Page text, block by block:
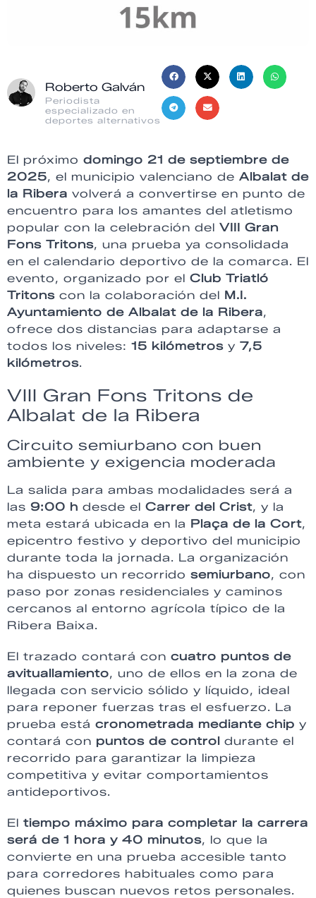
Roberto Galván
Periodista
especializado en
deportes alternativos
El próximo domingo 21 de septiembre de
2025, el municipio valenciano de Albalat de
la Ribera volverá a convertirse en punto de
encuentro para los amantes del atletismo
popular con la celebración del VIII Gran
Fons Tritons, una prueba ya consolidada
en el calendario deportivo de la comarca. El
evento, organizado por el Club Triatló
Tritons con la colaboración del M.I.
Ayuntamiento de Albalat de la Ribera,
ofrece dos distancias para adaptarse a
todos los niveles: 15 kilómetros y 7,5
kilómetros.
VIII Gran Fons Tritons de
Albalat de la Ribera
Circuito semiurbano con buen
ambiente y exigencia moderada
La salida para ambas modalidades será a
las 9:00 h desde el Carrer del Crist, y la
meta estará ubicada en la Plaça de la Cort,
epicentro festivo y deportivo del municipio
durante toda la jornada. La organización
ha dispuesto un recorrido semiurbano, con
paso por zonas residenciales y caminos
cercanos al entorno agrícola típico de la
Ribera Baixa.
El trazado contará con cuatro puntos de
avituallamiento, uno de ellos en la zona de
llegada con servicio sólido y líquido, ideal
para reponer fuerzas tras el esfuerzo. La
prueba está cronometrada mediante chip y
contará con puntos de control durante el
recorrido para garantizar la limpieza
competitiva y evitar comportamientos
antideportivos.
El tiempo máximo para completar la carrera
será de 1 hora y 40 minutos, lo que la
convierte en una prueba accesible tanto
para corredores habituales como para
quienes buscan nuevos retos personales.